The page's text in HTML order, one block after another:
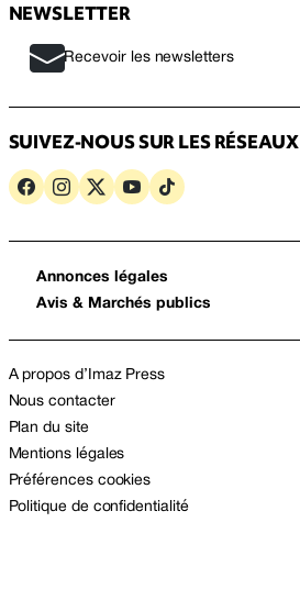
NEWSLETTER
Recevoir les newsletters
SUIVEZ-NOUS SUR LES RÉSEAUX
Annonces légales
Avis & Marchés publics
A propos d’Imaz Press
Nous contacter
Plan du site
Mentions légales
Préférences cookies
Politique de confidentialité